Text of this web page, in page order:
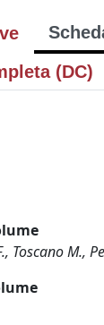
(DC)
Toscano M.,